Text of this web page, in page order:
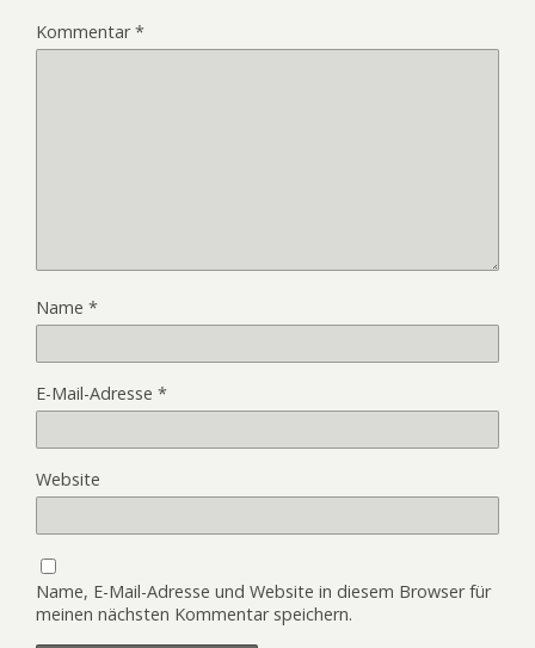
Kommentar*
Name *
E-Mail-Adresse *
Website
Name, E-Mail-Adresse und Website in diesem Browser für
meinen nächsten Kommentar speichern.